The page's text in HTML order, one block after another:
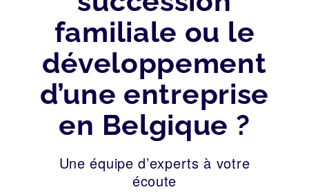
familiale ou le
développement
d’une entreprise
en Belgique ?
Une équipe d’experts à votre
écoute